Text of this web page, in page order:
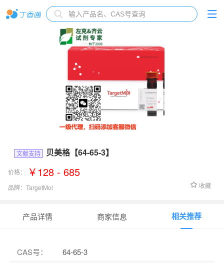
文献支持 贝美格【64-65-3】
价格： ￥128 - 685
品牌： TargetMol 收藏
产品详情 商家信息 相关推荐
CAS号：
64-65-3